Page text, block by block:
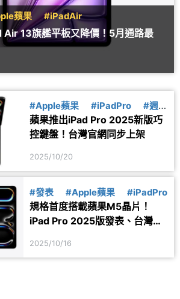
蘋果 #iPadAir
13旗艦平板又降價！5月通路最
#Apple蘋果 #iPadPro
#週邊
配件
蘋果推出iPad Pro 2025新版巧
控鍵盤！台灣官網同步上架
2025/10/20
#發表 #Apple蘋果 #iPadPro
規格首度搭載蘋果M5晶片！
iPad Pro 2025版發表、台灣價
2025/10/16